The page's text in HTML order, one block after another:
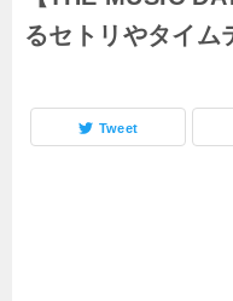
るセトリやタイム
Tweet